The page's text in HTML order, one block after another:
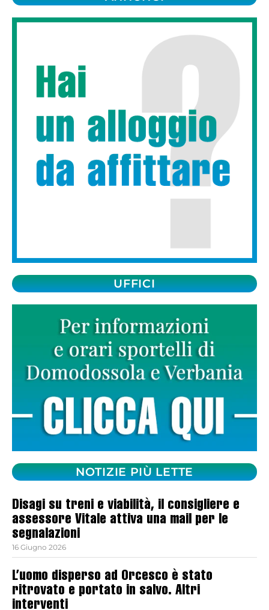
UFFICI
NOTIZIE PIÙ LETTE
Disagi su treni e viabilità, il consigliere e
assessore Vitale attiva una mail per le
segnalazioni
16 Giugno 2026
L’uomo disperso ad Orcesco è stato
ritrovato e portato in salvo. Altri
interventi